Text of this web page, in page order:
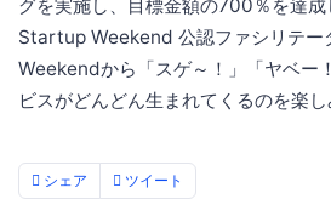
グを実施し、目標金額の700％を達
Startup Weekend 公認ファシリテ
Weekendから「スゲ～！」「ヤベー
ビスがどんどん生まれてくるのを楽し
シェア ツイート